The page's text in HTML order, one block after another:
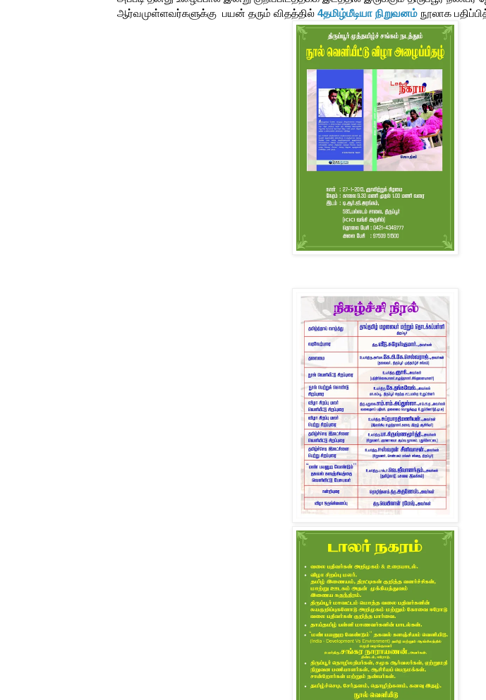
ஆர்வமுள்ளவர்களுக்கு பயன் தரும் விதத்தில் 4தமிழ்மீடியா நிறுவனம் நூலாக